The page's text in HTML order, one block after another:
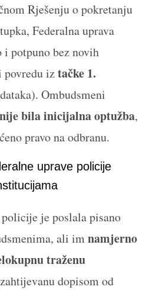
Rješenju o pokretanju
Federalna uprava
potpuno bez novih
povredu iztačke 1.
Ombudsmeni
nije bila inicijalna optužba,
pravo na odbranu.
uprave policije
je poslala pisano
ali imnamjerno
traženu
dopisom od